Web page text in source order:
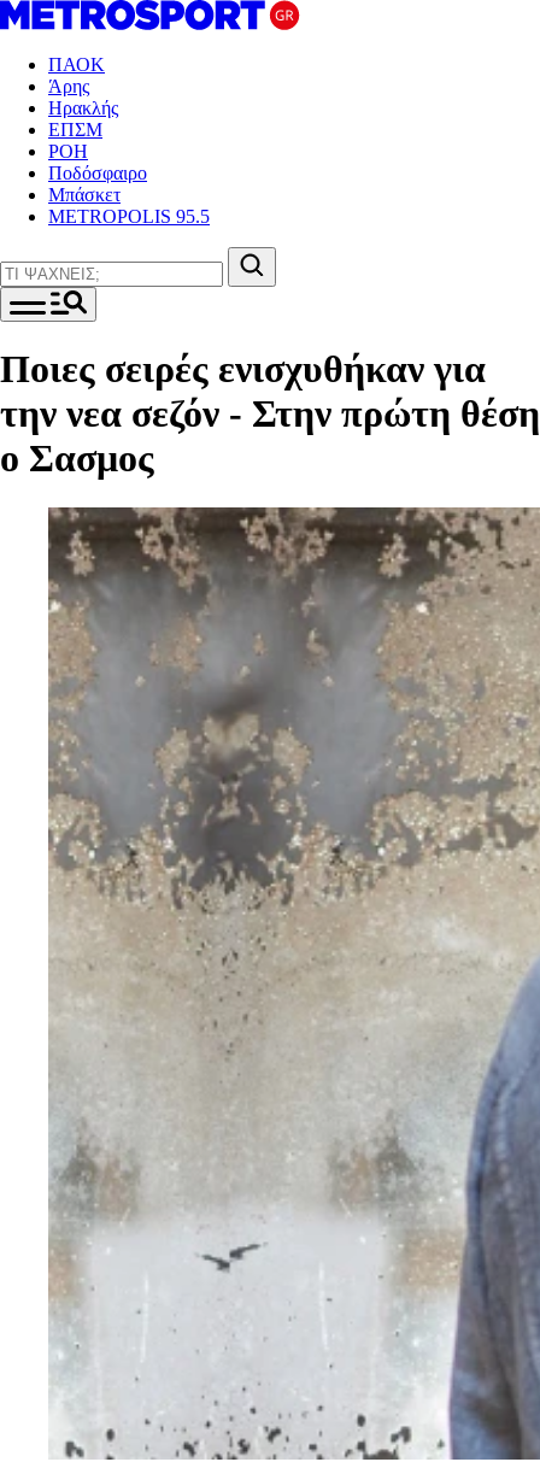
ΠΑΟΚ
Άρης
Ηρακλής
ΕΠΣΜ
ΡΟΗ
Ποδόσφαιρο
Μπάσκετ
METROPOLIS 95.5
Ποιες σειρές ενισχυθήκαν για
την νεα σεζόν - Στην πρώτη θέση
ο Σασμος